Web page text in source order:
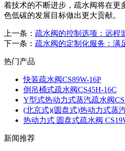
着技术的不断进步，疏水阀将在更
色低碳的发展目标做出更大贡献。
上一条： 疏水阀的控制选项：远程
下一条： 疏水阀的定制化服务：满
热门产品
快装疏水阀CS89W-16P
倒吊桶式疏水阀CS45H-16C
Y型式热动力式蒸汽疏水阀
(北京式)(圆盘式)热动力式蒸
热动力式 圆盘式疏水阀
新闻推荐